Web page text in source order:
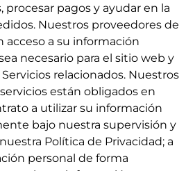
procesar pagos y ayudar en la
Nuestros proveedores de
acceso a su información
necesario para el sitio web y
relacionados. Nuestros
están obligados en
a utilizar su información
bajo nuestra supervisión y
Política de Privacidad; a
personal de forma